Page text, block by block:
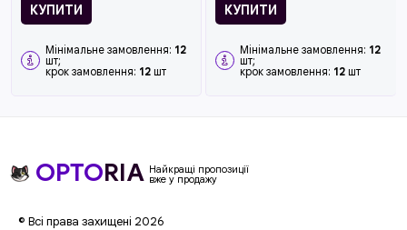
КУПИТИ
Мінімальне замовлення: 12
шт;
крок замовлення: 12 шт
КУПИТИ
Мінімальне замовлення: 12
шт;
крок замовлення: 12 шт
OPTORIA Найкращі пропозиції
вже у продажу
© Всі права захищені 2026